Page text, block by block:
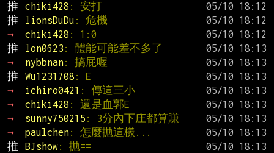
推
chiki428 : 安打
推
lionsDuDu : 危機
→
chiki428 : 1:0
推
lon0623 : 體能可能差不多了
→
nybbnan: 搞屁喔
推
Wu1231708 : E
→
ichiro0421 : 傳這三小
→
chiki428 : 還是血郭E
→
sunny750215 : 3分內下庄都算賺
→
paulchen: 怎麼拋這樣...
推
BJshow: 拋==